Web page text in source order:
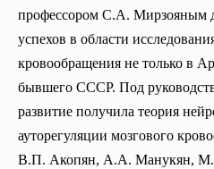
профессором С.А. Мирзояным
успехов в области
кровообращения не только в
бывшего СССР. Под
развитие получила теория
ауторегуляции мозгового
В.П. Акопян, А.А. Манукян,